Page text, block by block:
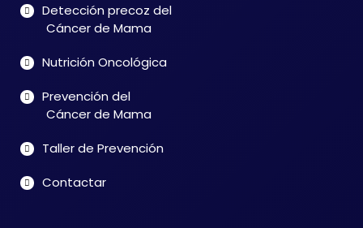
Detección precoz del
Cáncer de Mama
Nutrición Oncológica
Prevención del
Cáncer de Mama
Taller de Prevención
Contactar